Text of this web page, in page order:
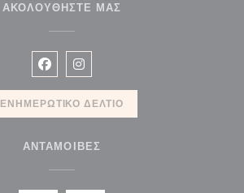
ΑΚΟΛΟΥΘΉΣΤΕ ΜΑΣ
Facebook ((ανοίγει σε νέο
Instagram ((ανοίγει σε νέο
ΕΝΗΜΕΡΩΤΙΚΌ ΔΕΛΤΊΟ
ΑΝΤΑΜΟΙΒΈΣ